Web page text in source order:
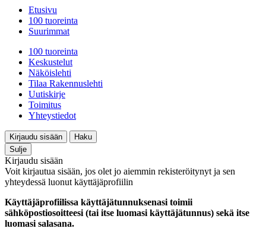
Etusivu
100 tuoreinta
Suurimmat
100 tuoreinta
Keskustelut
Näköislehti
Tilaa Rakennuslehti
Uutiskirje
Toimitus
Yhteystiedot
Kirjaudu sisään
Haku
Sulje
Kirjaudu sisään
Voit kirjautua sisään, jos olet jo aiemmin rekisteröitynyt ja sen
yhteydessä luonut käyttäjäprofiilin
Käyttäjäprofiilissa käyttäjätunnuksenasi toimii
sähköpostiosoitteesi (tai itse luomasi käyttäjätunnus) sekä itse
luomasi salasana.